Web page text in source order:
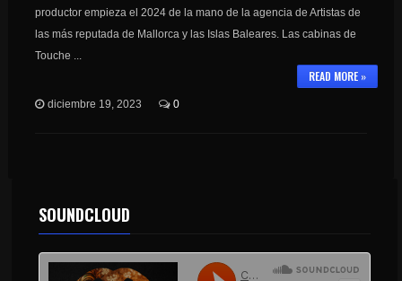
productor empieza el 2024 de la mano de la agencia de Artistas de
las más reputada de Mallorca y las Islas Baleares. Las cabinas de
Touche ...
READ MORE »
diciembre 19, 2023 0
SOUNDCLOUD